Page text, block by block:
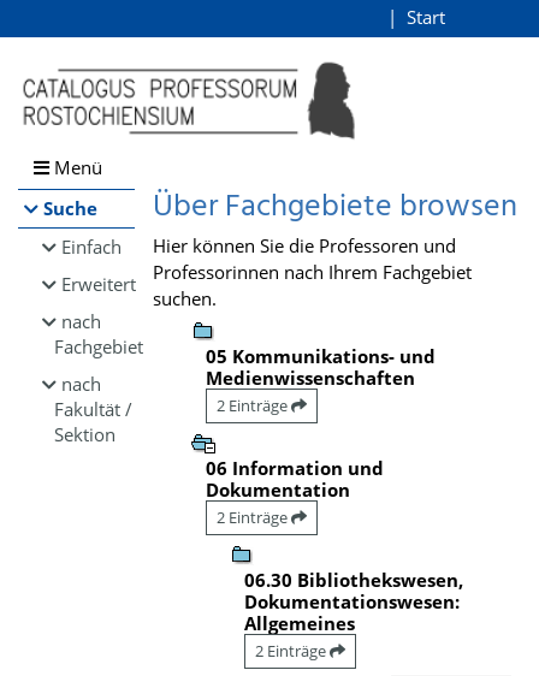
Browsen
direkt zum Inhalt
Start
Menü
Suche
Einfach
Erweitert
nach
Fachgebiet
nach
Fakultät /
Sektion
Über Fachgebiete browsen
Hier können Sie die Professoren und
Professorinnen nach Ihrem Fachgebiet
suchen.
05 Kommunikations- und
Medienwissenschaften
2 Einträge
06 Information und
Dokumentation
2 Einträge
06.30 Bibliothekswesen,
Dokumentationswesen:
Allgemeines
2 Einträge